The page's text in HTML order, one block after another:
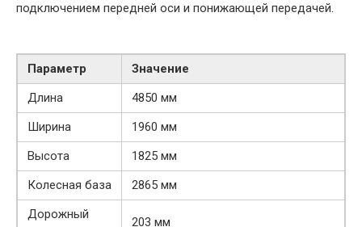
подключением передней оси и понижающей передачей.
Параметр
Значение
Длина
4850 мм
Ширина
1960 мм
Высота
1825 мм
Колесная база
2865 мм
Дорожный
203 мм